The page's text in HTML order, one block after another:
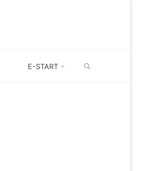
E-START